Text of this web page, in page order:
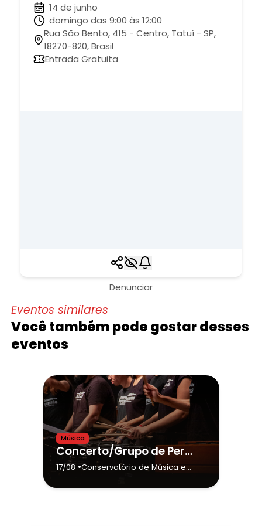
14 de junho
domingo das 9:00 às 12:00
Rua São Bento, 415 - Centro, Tatuí - SP,
18270-820, Brasil
Entrada Gratuita
Denunciar
Eventos similares
Você também pode gostar desses
eventos
Música
Concerto/Grupo de Percussão do Conservatório de Tatuí e Convidados(as)
17/08 •Conservatório de Música e
de Tatuí (Sede)- Tatuí